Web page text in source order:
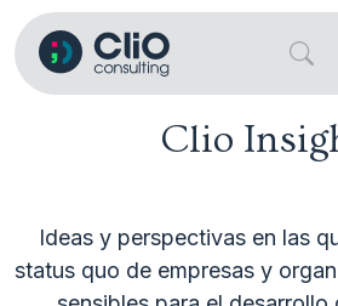
Clio
Ideas y perspectivas en las
status quo de empresas y